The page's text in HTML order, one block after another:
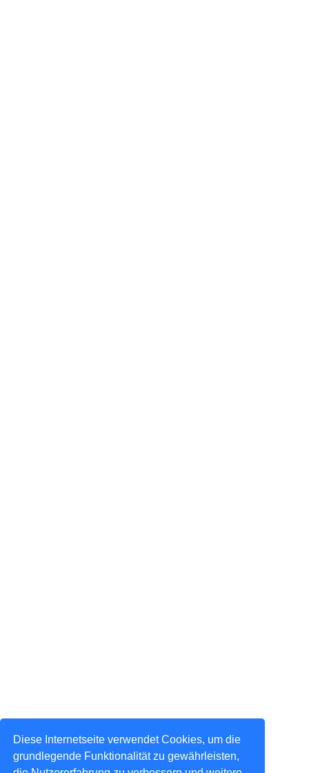
Diese Internetseite verwendet Cookies, um die
grundlegende Funktionalität zu gewährleisten,